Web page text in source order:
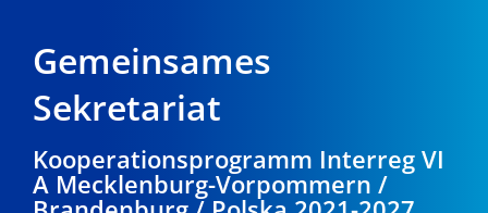
Gemeinsames
Sekretariat
Kooperationsprogramm Interreg VI
A Mecklenburg-Vorpommern /